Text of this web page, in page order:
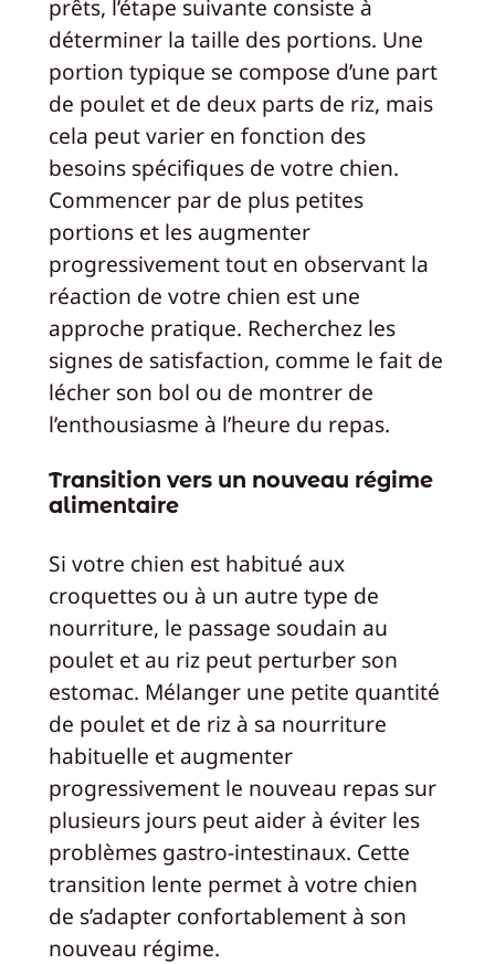
prêts, l’étape suivante consiste à
déterminer la taille des portions. Une
portion typique se compose d’une part
de poulet et de deux parts de riz, mais
cela peut varier en fonction des
besoins spécifiques de votre chien.
Commencer par de plus petites
portions et les augmenter
progressivement tout en observant la
réaction de votre chien est une
approche pratique. Recherchez les
signes de satisfaction, comme le fait de
lécher son bol ou de montrer de
l’enthousiasme à l’heure du repas.
Transition vers un nouveau régime
alimentaire
Si votre chien est habitué aux
croquettes ou à un autre type de
nourriture, le passage soudain au
poulet et au riz peut perturber son
estomac. Mélanger une petite quantité
de poulet et de riz à sa nourriture
habituelle et augmenter
progressivement le nouveau repas sur
plusieurs jours peut aider à éviter les
problèmes gastro-intestinaux. Cette
transition lente permet à votre chien
de s’adapter confortablement à son
nouveau régime.